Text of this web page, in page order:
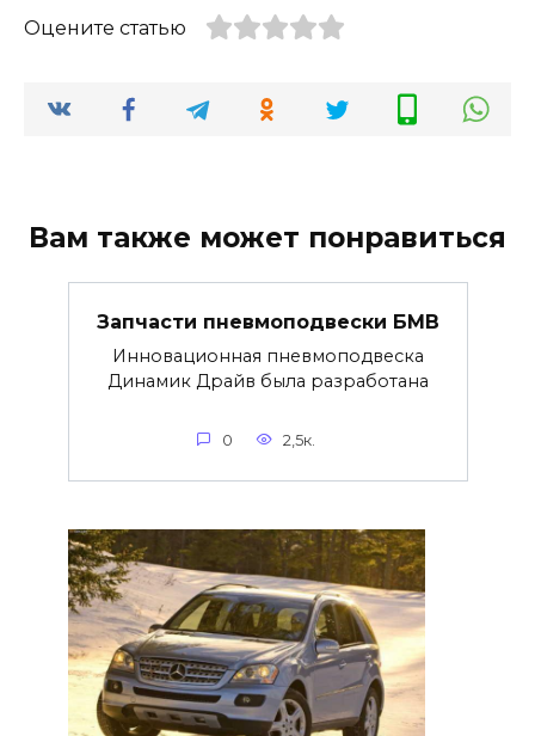
Оцените статью
Вам также может понравиться
Запчасти пневмоподвески БМВ
Инновационная пневмоподвеска
Динамик Драйв была разработана
0 2,5к.